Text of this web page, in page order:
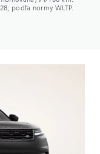
podľa normy WLTP.